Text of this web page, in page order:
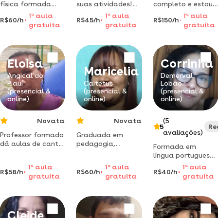
física formada
pelo ifpi oferece
reforço escolar
com didática
resultados
garantidos
R$60/h
1 aaula
gratuita
suas atividades!
formação e muita
proatividade
sejam bem vindo
R$45/h
1 a aula
gratuita
completo e estou
no terceiro período
de licenciatura em
matemática.
R$150/h
1 a aula
gratuita
Eloisa
Angical do
Piauí
(presencial &
online)
Novata
Professor formado
dá aulas de canto
avançados com
metodologia
R$58/h
1 aaula
gratuita
Maricelia
Caitetus
(presencial &
online)
Novata
Graduada em
pedagogia,
neuropedagogia,dificuldade
aprendizado,informática
estudos para uma
boa avaliação,
trabalhos
R$60/h
1 a aula
gratuita
Corrinha
Demerval
Lobão
(presencial &
online)
5
(5
avaliações)
Formada em
língua portuguesa
pela uespi. ministro
aulas de redação,
auxílio nas tarefas
R$40/h
1 aaula
gratuita
Cleide